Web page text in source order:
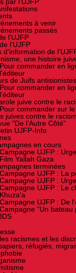
à venir
passés
l'UJFP
l'UJFP
d'information de
une histoire
Pour commander en
l'éditeur
de Juifs
Pour commander en
l'éditeur
juive contre le
Pour commander sur
juives contre le
"De l'Autre Côté"
UJFP-Info
en cours
Campagne UJFP :
Film Yallah Gaza
terminées
Campagne UJFP : La
Campagne UJFP :
Campagne UJFP : Le
Khuza'a
Campagne UJFP : De
Campagne "Un bateau
racismes et les
réfugiés,